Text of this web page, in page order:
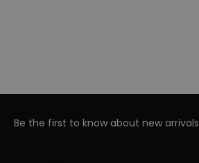
Be the first to know about new arrivals